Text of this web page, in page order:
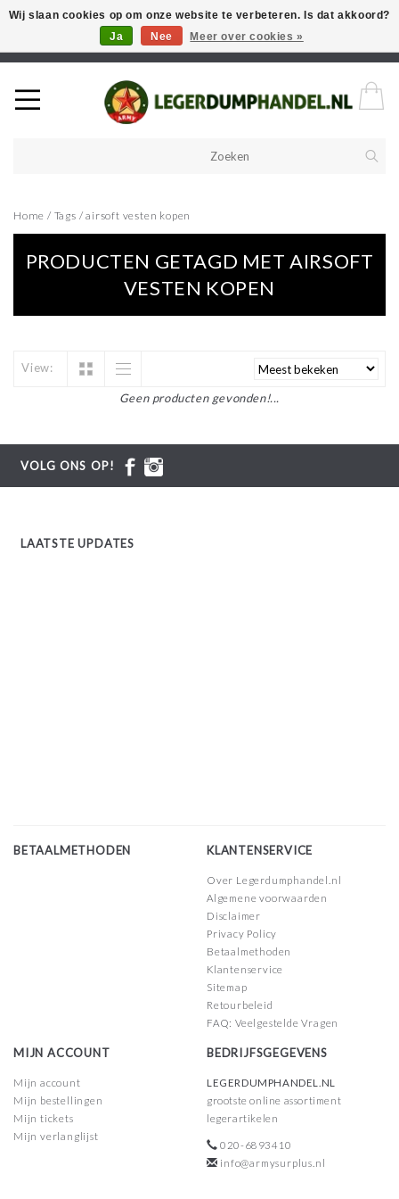
Welkom in onze webshop! Als u een product zoekt en deze niet kan
vinden in de webwinkel, neem vooral contact op!
Home / Tags /airsoft vesten kopen
PRODUCTEN GETAGD MET AIRSOFT
VESTEN KOPEN
View:
Geen producten gevonden!...
VOLG ONS OP!
LAATSTE UPDATES
BETAALMETHODEN KLANTENSERVICE
Over Legerdumphandel.nl
Algemene voorwaarden
Disclaimer
Privacy Policy
Betaalmethoden
Klantenservice
Sitemap
Retourbeleid
FAQ: Veelgestelde Vragen
MIJN ACCOUNT
Mijn account
Mijn bestellingen
Mijn tickets
Mijn verlanglijst
BEDRIJFSGEGEVENS
LEGERDUMPHANDEL.NL
grootste online assortiment
legerartikelen
020-6893410
info@armysurplus.nl
Wij slaan cookies op om onze website te verbeteren. Is dat akkoord?
Ja
Nee Meer over cookies »